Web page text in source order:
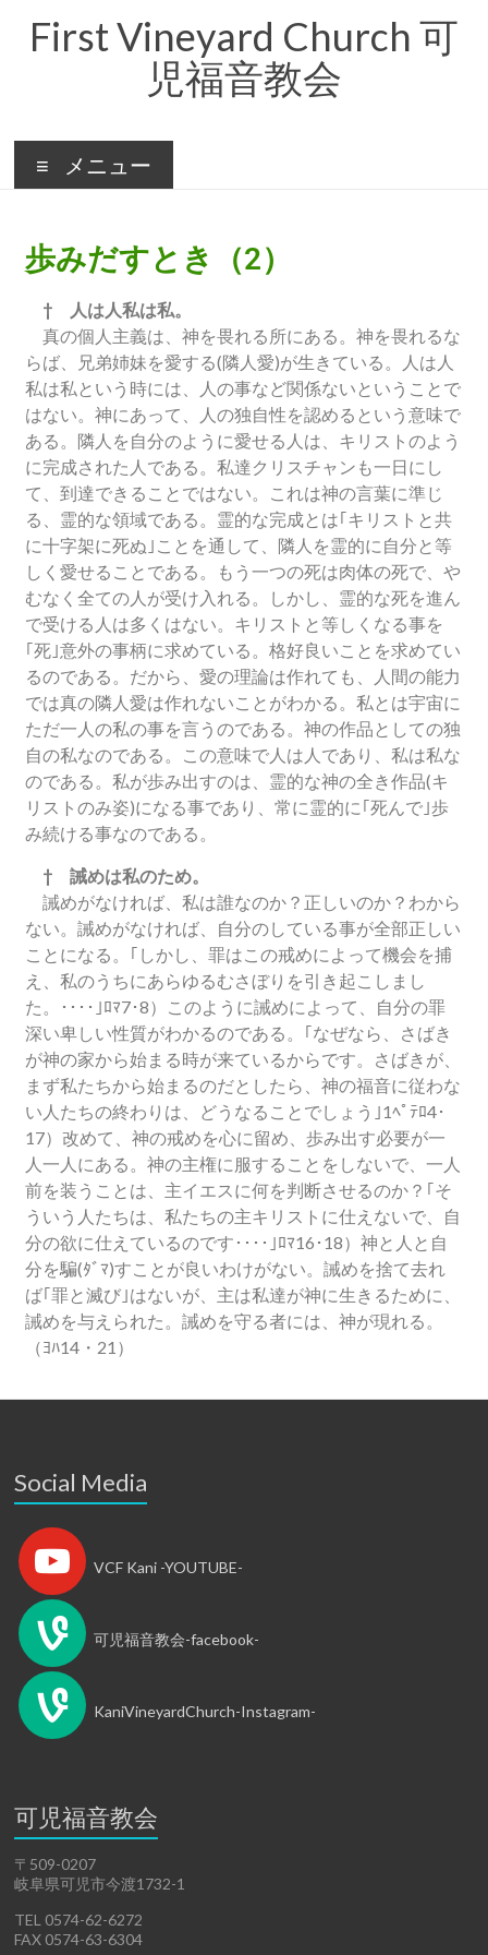
First Vineyard Church 可
児福音教会
メニュー
歩みだすとき（2）
† 人は人私は私。
真の個人主義は、神を畏れる所にある。神を畏れるな
らば、兄弟姉妹を愛する(隣人愛)が生きている。人は人
私は私という時には、人の事など関係ないということで
はない。神にあって、人の独自性を認めるという意味で
ある。隣人を自分のように愛せる人は、キリストのよう
に完成された人である。私達クリスチャンも一日にし
て、到達できることではない。これは神の言葉に準じ
る、霊的な領域である。霊的な完成とは｢キリストと共
に十字架に死ぬ｣ことを通して、隣人を霊的に自分と等
しく愛せることである。もう一つの死は肉体の死で、や
むなく全ての人が受け入れる。しかし、霊的な死を進ん
で受ける人は多くはない。キリストと等しくなる事を
｢死｣意外の事柄に求めている。格好良いことを求めてい
るのである。だから、愛の理論は作れても、人間の能力
では真の隣人愛は作れないことがわかる。私とは宇宙に
ただ一人の私の事を言うのである。神の作品としての独
自の私なのである。この意味で人は人であり、私は私な
のである。私が歩み出すのは、霊的な神の全き作品(キ
リストのみ姿)になる事であり、常に霊的に｢死んで｣歩
み続ける事なのである。
† 誡めは私のため。
誡めがなければ、私は誰なのか？正しいのか？わから
ない。誡めがなければ、自分のしている事が全部正しい
ことになる。｢しかし、罪はこの戒めによって機会を捕
え、私のうちにあらゆるむさぼりを引き起こしまし
た。････｣ﾛﾏ7･8）このように誡めによって、自分の罪
深い卑しい性質がわかるのである。｢なぜなら、さばき
が神の家から始まる時が来ているからです。さばきが、
まず私たちから始まるのだとしたら、神の福音に従わな
い人たちの終わりは、どうなることでしょう｣1ﾍﾟﾃﾛ4･
17）改めて、神の戒めを心に留め、歩み出す必要が一
人一人にある。神の主権に服することをしないで、一人
前を装うことは、主イエスに何を判断させるのか？｢そ
ういう人たちは、私たちの主キリストに仕えないで、自
分の欲に仕えているのです････｣ﾛﾏ16･18）神と人と自
分を騙(ﾀﾞﾏ)すことが良いわけがない。誡めを捨て去れ
ば｢罪と滅び｣はないが、主は私達が神に生きるために、
誡めを与えられた。誡めを守る者には、神が現れる。
（ﾖﾊ14・21）
Social Media
VCF Kani -YOUTUBE-
可児福音教会-facebook-
KaniVineyardChurch-Instagram-
可児福音教会
〒509-0207
岐阜県可児市今渡1732-1
TEL 0574-62-6272
FAX 0574-63-6304